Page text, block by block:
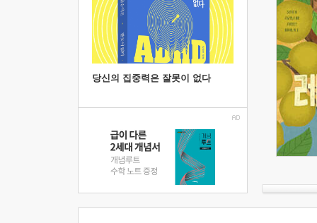
당신의 집중력은 잘못이 없다